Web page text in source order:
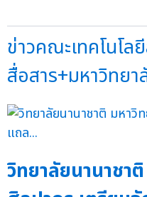
ข่าวคณะเทคโนโล
สื่อสาร+มหาวิทย
วิทยาลัยนานาชา